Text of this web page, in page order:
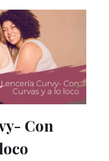
Con